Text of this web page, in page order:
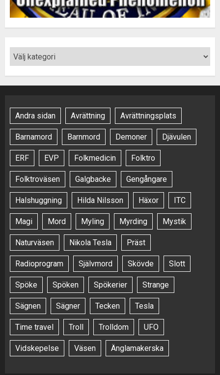
Andra sidan Avrättning Avrättningsplats
Barnamord Barnmord Demoner Djävulen
ERF EVP Folkmedicin Folktro
Folktroväsen Galgbacke Gengångare
Halshuggning Hilda Nilsson Häxor ITC
Magi Mord Myling Myrding Mystik
Naturväsen Nikola Tesla Präst
Radioprogram Självmord Skövde Slott
Spöke Spöken Spökerier Strange
Sägnen Sägner Tecken Tesla
Time travel Troll Trolldom UFO
Vidskepelse Väsen Änglamakerska